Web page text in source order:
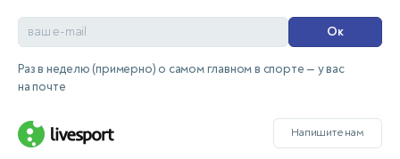
Ок
Раз в неделю (примерно) о самом главном в спорте — у вас
на почте
Напишите нам